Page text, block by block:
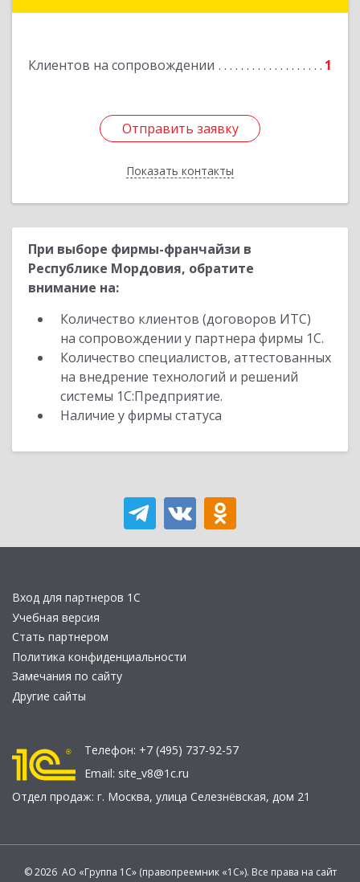
Клиентов на сопровождении 1
Отправить заявку
Показать контакты
Отправить заявку
Назад
При выборе фирмы-франчайзи в
Республике Мордовия, обратите
внимание на:
Количество клиентов (договоров ИТС)
на сопровождении у партнера фирмы 1С.
Количество специалистов, аттестованных
на внедрение технологий и решений
системы 1С:Предприятие.
Наличие у фирмы статуса
Вход для партнеров 1С
Учебная версия
Стать партнером
Политика конфиденциальности
Замечания по сайту
Другие сайты
Телефон: +7 (495) 737-92-57
Email: site_v8@1c.ru
Отдел продаж: г. Москва, улица Селезнёвская, дом 21
© 2026 АО «Группа 1С» (правопреемник «1С»). Все права на сайт